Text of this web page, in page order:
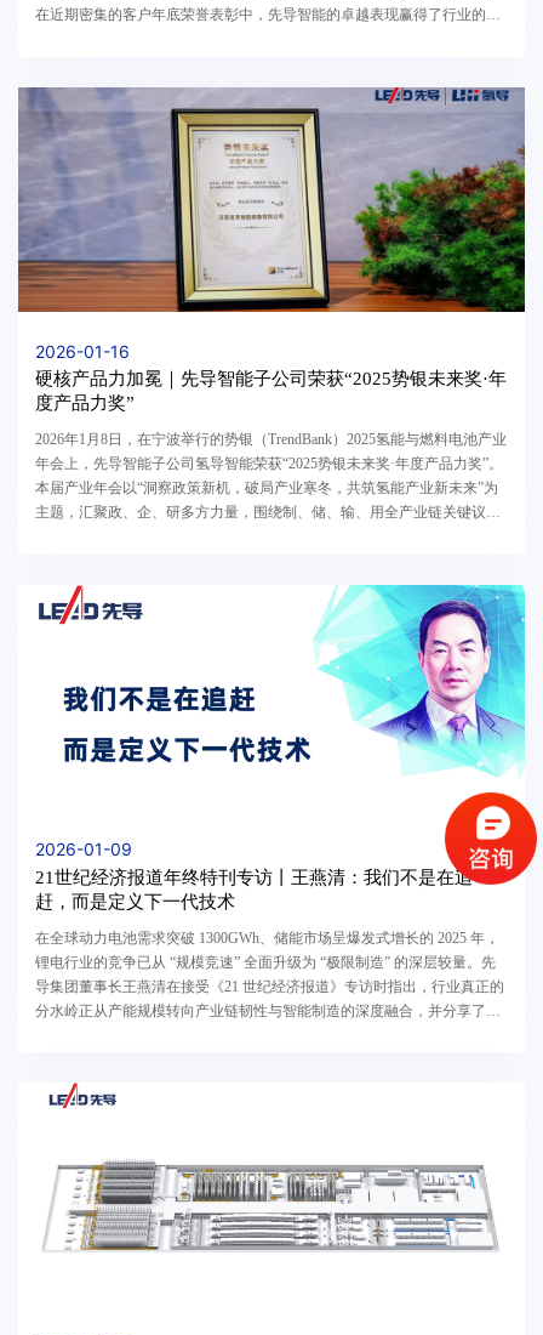
在近期密集的客户年底荣誉表彰中，先导智能的卓越表现赢得了行业的广
2026-01-16
硬核产品力加冕｜先导智能子公司荣获“2025势银未来奖·年
度产品力奖”
2026年1月8日，在宁波举行的势银（TrendBank）2025氢能与燃料电池产业
年会上，先导智能子公司氢导智能荣获“2025势银未来奖·年度产品力奖”。
本届产业年会以“洞察政策新机，破局产业寒冬，共筑氢能产业新未来”为
主题，汇聚政、企、研多方力量，围绕制、储、输、用全产业链关键议题
2026-01-09
21世纪经济报道年终特刊专访丨王燕清：我们不是在追
赶，而是定义下一代技术
在全球动力电池需求突破 1300GWh、储能市场呈爆发式增长的 2025 年，
锂电行业的竞争已从 “规模竞速” 全面升级为 “极限制造” 的深层较量。先
导集团董事长王燕清在接受《21 世纪经济报道》专访时指出，行业真正的
分水岭正从产能规模转向产业链韧性与智能制造的深度融合，并分享了公